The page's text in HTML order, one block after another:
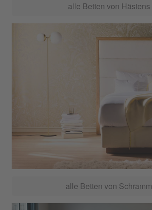
alle Betten von Hästens
alle Betten von Schramm